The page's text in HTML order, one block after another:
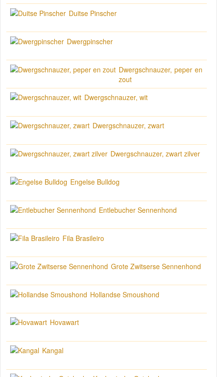
Duitse Pinscher
Dwergpinscher
Dwergschnauzer, peper en
zout
Dwergschnauzer, wit
Dwergschnauzer, zwart
Dwergschnauzer, zwart zilver
Engelse Bulldog
Entlebucher Sennenhond
Fila Brasileiro
Grote Zwitserse Sennenhond
Hollandse Smoushond
Hovawart
Kangal